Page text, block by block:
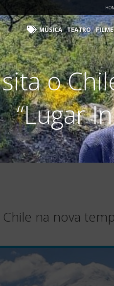
MÚSICA TEATRO
o
“Lugar
na nova